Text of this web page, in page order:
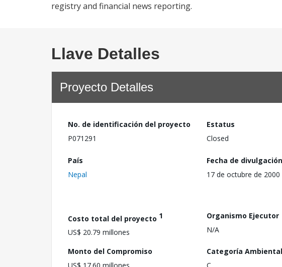
registry and financial news reporting.
Llave Detalles
Proyecto Detalles
No. de identificación del proyecto
P071291
Estatus
Closed
País
Nepal
Fecha de divulgación
17 de octubre de 2000
Costo total del proyecto 1
US$ 20.79 millones
Organismo Ejecutor
N/A
Monto del Compromiso
Categoría Ambiental